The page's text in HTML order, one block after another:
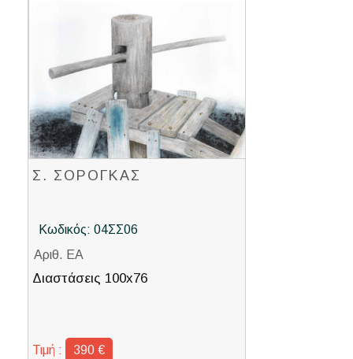
Σ. ΣΟΡΟΓΚΑΣ
Κωδικός: 04ΣΣ06
Αριθ. ΕΑ
Διαστάσεις 100x76
Τιμή : 390 €